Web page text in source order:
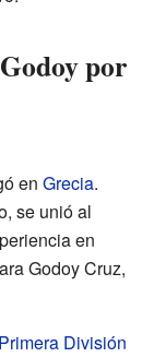
por
en Grecia.
se unió al
en
Godoy Cruz,
Primera División